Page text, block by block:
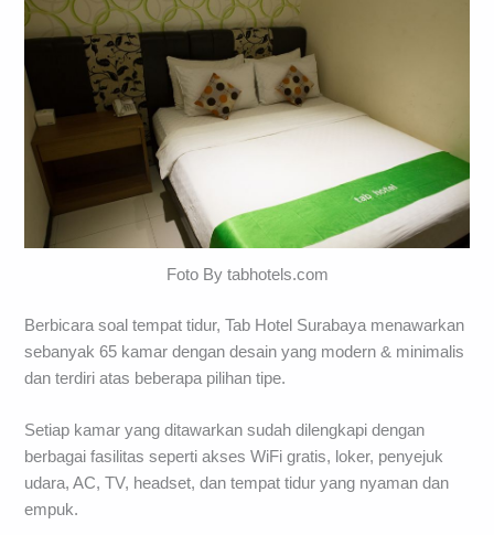
Foto By tabhotels.com
Berbicara soal tempat tidur, Tab Hotel Surabaya menawarkan
sebanyak 65 kamar dengan desain yang modern & minimalis
dan terdiri atas beberapa pilihan tipe.
Setiap kamar yang ditawarkan sudah dilengkapi dengan
berbagai fasilitas seperti akses WiFi gratis, loker, penyejuk
udara, AC, TV, headset, dan tempat tidur yang nyaman dan
empuk.